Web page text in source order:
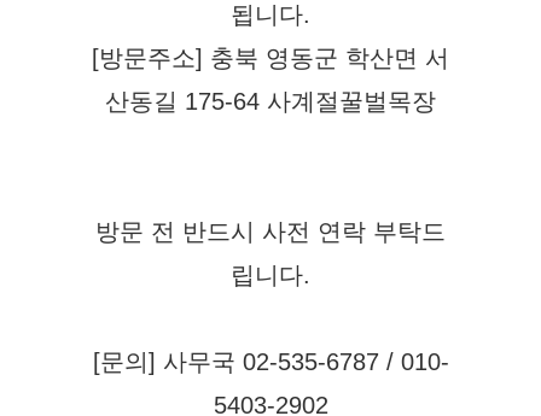
됩니다.
[방문주소] 충북 영동군 학산면 서
산동길 175-64 사계절꿀벌목장
방문 전 반드시 사전 연락 부탁드
립니다.
[문의] 사무국 02-535-6787 / 010-
5403-2902